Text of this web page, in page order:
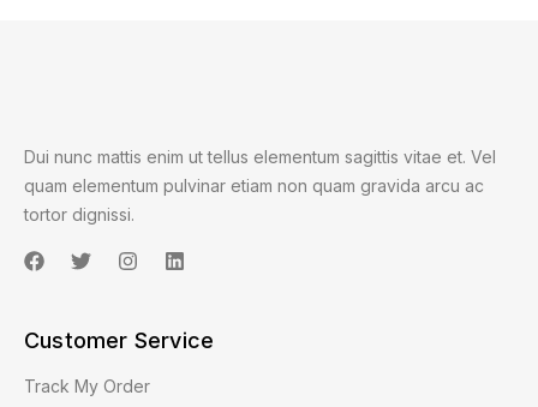
Dui nunc mattis enim ut tellus elementum sagittis vitae et. Vel
quam elementum pulvinar etiam non quam gravida arcu ac
tortor dignissi.
Customer Service
Track My Order